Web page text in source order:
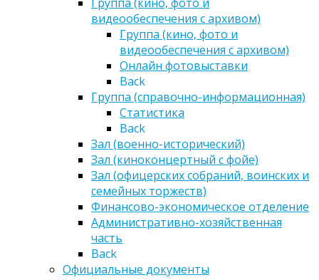
видеообеспечения с архивом)
Группа (кино, фото и
видеообеспечения с архивом)
Онлайн фотовыставки
Back
Группа (справочно-информационная)
Статистика
Back
Зал (военно-исторический)
Зал (киноконцертный с фойе)
Зал (офицерских собраний, воинских и
семейных торжеств)
Финансово-экономическое отделение
Административно-хозяйственная
часть
Back
Официальные документы